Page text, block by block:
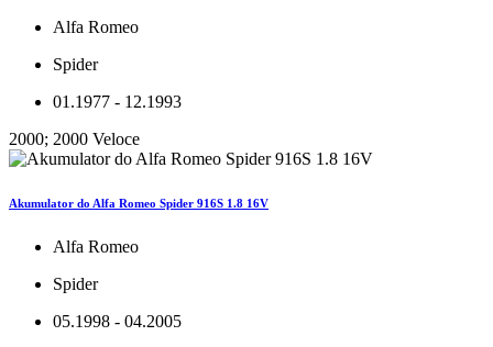
Alfa Romeo
Spider
01.1977 - 12.1993
2000; 2000 Veloce
Akumulator do Alfa Romeo Spider 916S 1.8 16V
Alfa Romeo
Spider
05.1998 - 04.2005